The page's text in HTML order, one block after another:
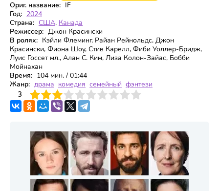
Ориг. название: IF
Год: 2024
Страна: США, Канада
Режиссер: Джон Красински
В ролях: Кэйли Флеминг, Райан Рейнольдс, Джон
Красински, Фиона Шоу, Стив Карелл, Фиби Уоллер-Бридж,
Луис Госсет мл., Алан С. Ким, Лиза Колон-Зайас, Бобби
Мойнахан
Время: 104 мин. / 01:44
Жанр: драма комедия семейный фэнтези
3
4 6 7 8 9 10